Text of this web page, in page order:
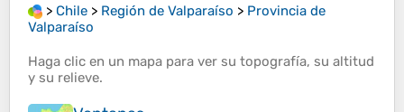
> Chile > Región de Valparaíso > Provincia de
Valparaíso
Haga clic en un mapa para ver su topografía, su altitud
y su relieve.